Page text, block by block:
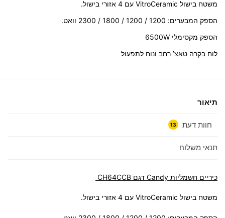
משטח בישול VitroCeramic עם 4 אזורי בישול.
הספק המבערים: 1200 / 1200 / 1800 / 2300 וואט.
הספק מקסימלי 6500W
לוח בקרה טאצ’ רחב ונוח לתפעול
תיאור
חוות דעת 13
תנאי משלוח
כיריים חשמליות Candy דגם CH64CCB
משטח בישול VitroCeramic עם 4 אזורי בישול.